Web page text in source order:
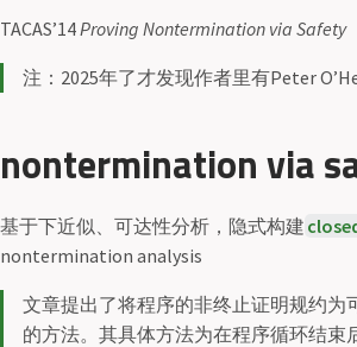
TACAS’14Proving Nontermination via Safety
注：2025年了才发现作者里有Peter
nontermination via
基于下近似、可达性分析，隐式构建
nontermination analysis
文章提出了将程序的非终止证明规约为
的方法。其具体方法为在程序循环结束